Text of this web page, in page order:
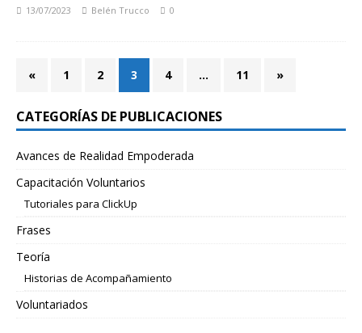
13/07/2023 Belén Trucco 0
« 1 2 3 4 … 11 »
CATEGORÍAS DE PUBLICACIONES
Avances de Realidad Empoderada
Capacitación Voluntarios
Tutoriales para ClickUp
Frases
Teoría
Historias de Acompañamiento
Voluntariados